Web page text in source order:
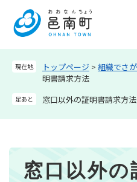
メニューを飛
現在地 トップページ > 組織でさ
明書請求方法
足あと 窓口以外の証明書請求方法
窓口以外の